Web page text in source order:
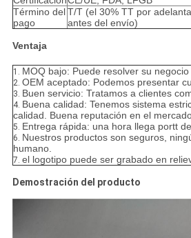
Término del
pago
T/T (el 30% TT por
antes del envío)
Ventaja
1. MOQ bajo: Puede resolver su
2. OEM aceptado: Podemos presentar
3. Buen servicio: Tratamos a clientes
4. Buena calidad: Tenemos sistema
calidad. Buena reputación en el
5. Entrega rápida: una hora llega portt
6. Nuestros productos son seguros,
humano.
7. el logotipo puede ser grabado en
Demostración del producto